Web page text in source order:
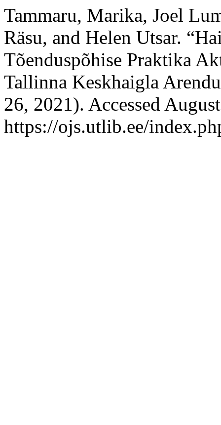
Tammaru, Marika, Joel
Räsu, and Helen Utsar.
Tõenduspõhise Praktika
Tallinna Keskhaigla
26, 2021). Accessed
https://ojs.utlib.ee/